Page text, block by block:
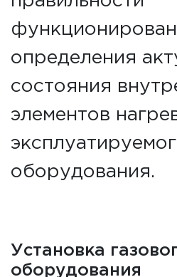
определения
состояния
элементов
оборудования.
Установка
оборудования